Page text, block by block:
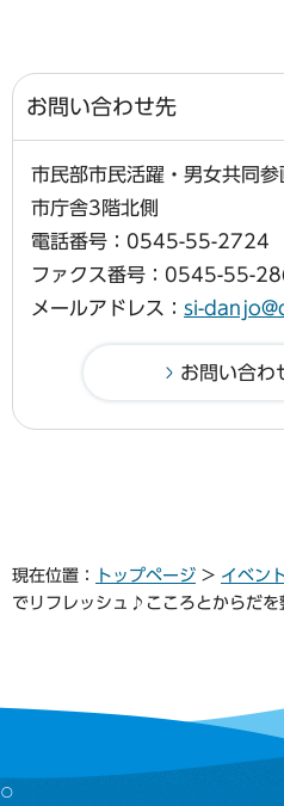
お問い合わせ先
市民部市民活躍・男女共同
市庁舎3階北側
電話番号：0545-55-2724
ファクス番号：0545-55-
メールアドレス： si-
現在位置： トップページ > イベン
でリフレッシュ♪こころとからだを